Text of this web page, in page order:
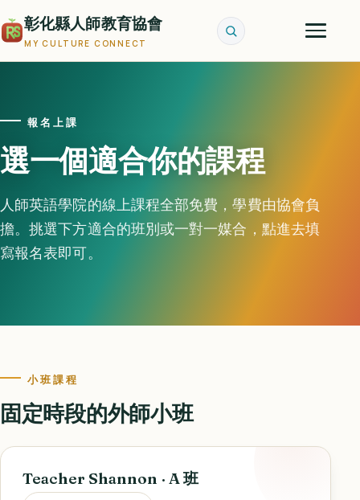
彰化縣人師教育協會
MY CULTURE CONNECT
報名上課
選一個適合你的課程
人師英語學院的線上課程全部免費，學費由協會負
擔。挑選下方適合的班別或一對一媒合，點進去填
寫報名表即可。
小班課程
固定時段的外師小班
Teacher Shannon · A 班